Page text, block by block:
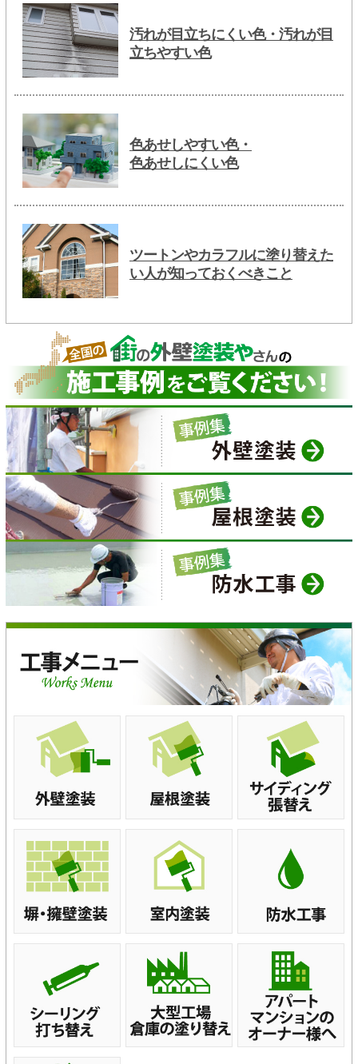
汚れが目立ちにくい色・汚れが目
立ちやすい色
色あせしやすい色・
色あせしにくい色
ツートンやカラフルに塗り替えた
い人が知っておくべきこと